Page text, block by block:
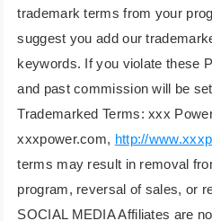
trademark terms from your
suggest you add our
keywords. If you violate these
and past commission will be
Trademarked Terms: xxx
xxxpower.com, http://
terms may result in removal
program, reversal of sales, or
SOCIAL MEDIA Affiliates are